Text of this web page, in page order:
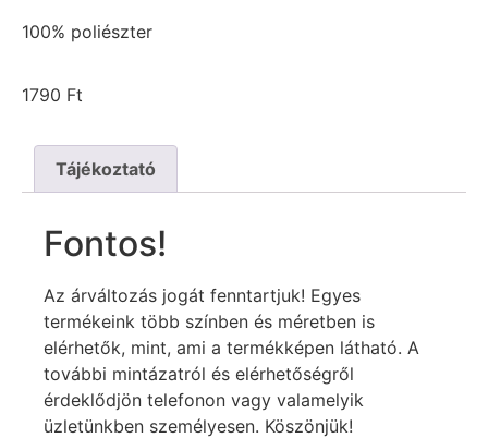
100% poliészter
1790 Ft
Tájékoztató
Fontos!
Az árváltozás jogát fenntartjuk! Egyes
termékeink több színben és méretben is
elérhetők, mint, ami a termékképen látható. A
további mintázatról és elérhetőségről
érdeklődjön telefonon vagy valamelyik
üzletünkben személyesen. Köszönjük!